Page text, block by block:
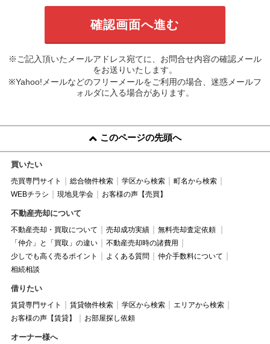
※ご記入頂いたメールアドレス宛てに、お問合せ内容の確認メール
をお送りいたします。
※Yahoo!メールなどのフリーメールをご利用の場合、迷惑メールフ
ォルダに入る場合があります。
このページの先頭へ
買いたい
売買専門サイト 総合物件検索 学区から検索
町名から検索
WEBチラシ
現地見学会 お客様の声【売買】
不動産売却について
不動産売却・買取について 売却成功実績
無料売却査定依頼
「仲介」と「買取」の違い
不動産売却時の諸費用
少しでも高く売るポイント
よくある質問
仲介手数料について
相続相談
借りたい
賃貸専門サイト 賃貸物件検索 学区から検索
エリアから検索
お客様の声【賃貸】
お部屋探し依頼
オーナー様へ